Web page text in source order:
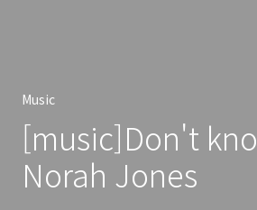
Music
[music]Don't
Norah Jones